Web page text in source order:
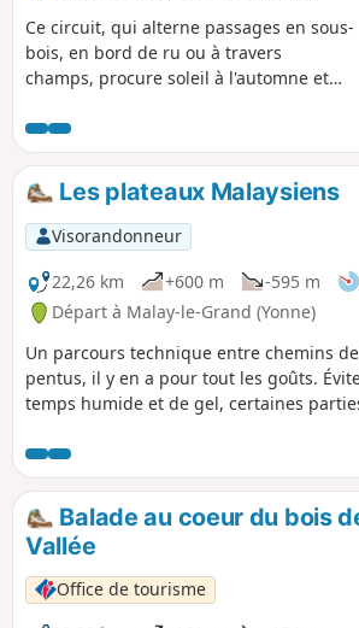
Ce circuit, qui alterne passages en sous-
bois, en bord de ru ou à travers
champs, procure soleil à l'automne et
découverte de Malay-le-Grand et de
l'aqueduc de la Vanne. Une bonne
occasion de se rappeler que certains
cours d'eau du Sénonais alimentent
Paris en eau potable.
Les plateaux Malaysiens
Visorandonneur
22,26 km
+600 m -595 m
Départ à Malay-le-Grand (Yonne)
Un parcours technique entre chemins
pentus, il y en a pour tout les goûts.
temps humide et de gel, certaines
ATTENTION ! CETTE RANDONNÉE EST EN
D'ACTUALISATION SUITE À UN
PRIVÉEBalade au coeur du bois
Vallée
Office de tourisme